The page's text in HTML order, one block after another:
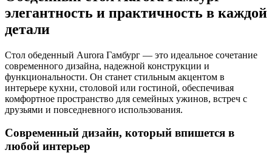
элегантность и практичность в каждой
детали
Стол обеденный Aurora Гамбург — это идеальное сочетание
современного дизайна, надежной конструкции и
функциональности. Он станет стильным акцентом в
интерьере кухни, столовой или гостиной, обеспечивая
комфортное пространство для семейных ужинов, встреч с
друзьями и повседневного использования.
Современный дизайн, который впишется в
любой интерьер